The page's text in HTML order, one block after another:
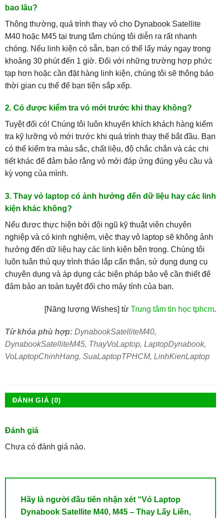
bao lâu?
Thông thường, quá trình thay vỏ cho Dynabook Satellite
M40 hoặc M45 tại trung tâm chúng tôi diễn ra rất nhanh
chóng. Nếu linh kiện có sẵn, bạn có thể lấy máy ngay trong
khoảng 30 phút đến 1 giờ. Đối với những trường hợp phức
tạp hơn hoặc cần đặt hàng linh kiện, chúng tôi sẽ thông báo
thời gian cụ thể để bạn tiện sắp xếp.
2. Có được kiểm tra vỏ mới trước khi thay không?
Tuyệt đối có! Chúng tôi luôn khuyến khích khách hàng kiểm
tra kỹ lưỡng vỏ mới trước khi quá trình thay thế bắt đầu. Bạn
có thể kiểm tra màu sắc, chất liệu, độ chắc chắn và các chi
tiết khác để đảm bảo rằng vỏ mới đáp ứng đúng yêu cầu và
kỳ vọng của mình.
3. Thay vỏ laptop có ảnh hưởng đến dữ liệu hay các linh
kiện khác không?
Nếu được thực hiện bởi đội ngũ kỹ thuật viên chuyên
nghiệp và có kinh nghiệm, việc thay vỏ laptop sẽ không ảnh
hưởng đến dữ liệu hay các linh kiện bên trong. Chúng tôi
luôn tuân thủ quy trình tháo lắp cẩn thận, sử dụng dụng cụ
chuyên dụng và áp dụng các biện pháp bảo vệ cần thiết để
đảm bảo an toàn tuyệt đối cho máy tính của bạn.
[Năng lượng Wishes] từTrung tâm tin học tphcm.
Từ khóa phù hợp:DynabookSatelliteM40,
DynabookSatelliteM45, ThayVoLaptop, LaptopDynabook,
VoLaptopChinhHang, SuaLaptopTPHCM, LinhKienLaptop
ĐÁNH GIÁ (0)
Đánh giá
Chưa có đánh giá nào.
Hãy là người đầu tiên nhận xét “Vỏ Laptop
Dynabook Satellite M40, M45 – Thay Lấy Liền,